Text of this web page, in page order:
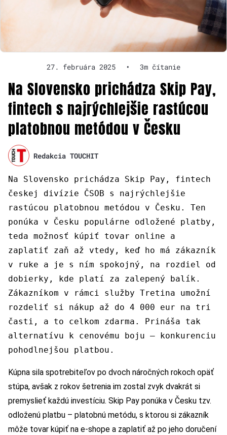
27. februára 2025 • 3m čítanie
Na Slovensko prichádza Skip Pay,
fintech s najrýchlejšie rastúcou
platobnou metódou v Česku
Redakcia TOUCHIT
Na Slovensko prichádza Skip Pay, fintech
českej divízie ČSOB s najrýchlejšie
rastúcou platobnou metódou v Česku. Ten
ponúka v Česku populárne odložené platby,
teda možnosť kúpiť tovar online a
zaplatiť zaň až vtedy, keď ho má zákazník
v ruke a je s ním spokojný, na rozdiel od
dobierky, kde platí za zalepený balík.
Zákazníkom v rámci služby Tretina umožní
rozdeliť si nákup až do 4 000 eur na tri
časti, a to celkom zdarma. Prináša tak
alternatívu k cenovému boju – konkurenciu
pohodlnejšou platbou.
Kúpna sila spotrebiteľov po dvoch náročných rokoch opäť
stúpa, avšak z rokov šetrenia im zostal zvyk dvakrát si
premyslieť každú investíciu. Skip Pay ponúka v Česku tzv.
odloženú platbu – platobnú metódu, s ktorou si zákazník
môže tovar kúpiť na e-shope a zaplatiť až po jeho doručení